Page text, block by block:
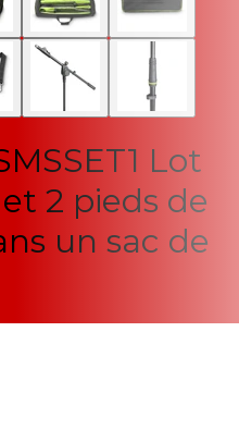
Lot
2 pieds de
un sac de